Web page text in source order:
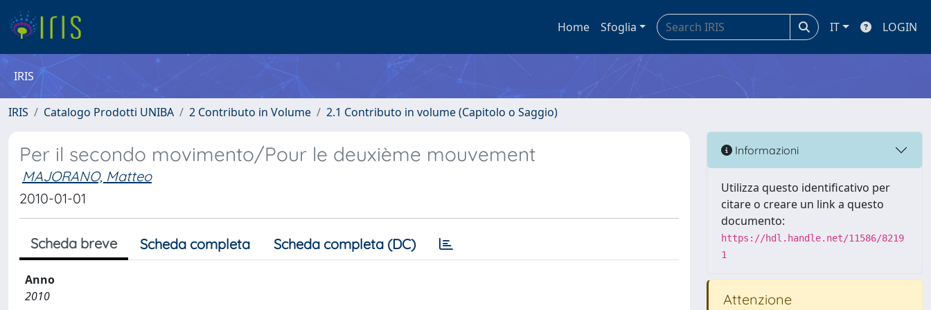
Home Sfoglia IT LOGIN
IRIS
IRIS Catalogo Prodotti UNIBA 2 Contributo in Volume 2.1 Contributo in volume (Capitolo o Saggio)
Per il secondo movimento/Pour le deuxième mouvement
MAJORANO, Matteo
2010-01-01
Scheda breve Scheda completa Scheda completa (DC)
Anno
2010
Informazioni
Utilizza questo identificativo per
citare o creare un link a questo
documento:
https://hdl.handle.net/11586/8219
1
Attenzione